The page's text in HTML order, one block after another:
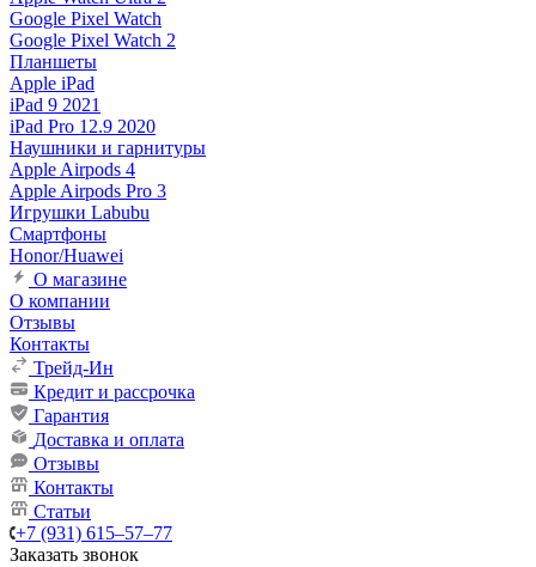
Google Pixel Watch
Google Pixel Watch 2
Планшеты
Apple iPad
iPad 9 2021
iPad Pro 12.9 2020
Наушники и гарнитуры
Apple Airpods 4
Apple Airpods Pro 3
Игрушки Labubu
Смартфоны
Honor/Huawei
О магазине
О компании
Отзывы
Контакты
Трейд-Ин
Кредит и рассрочка
Гарантия
Доставка и оплата
Отзывы
Контакты
Статьи
+7 (931) 615‒57‒77
Заказать звонок